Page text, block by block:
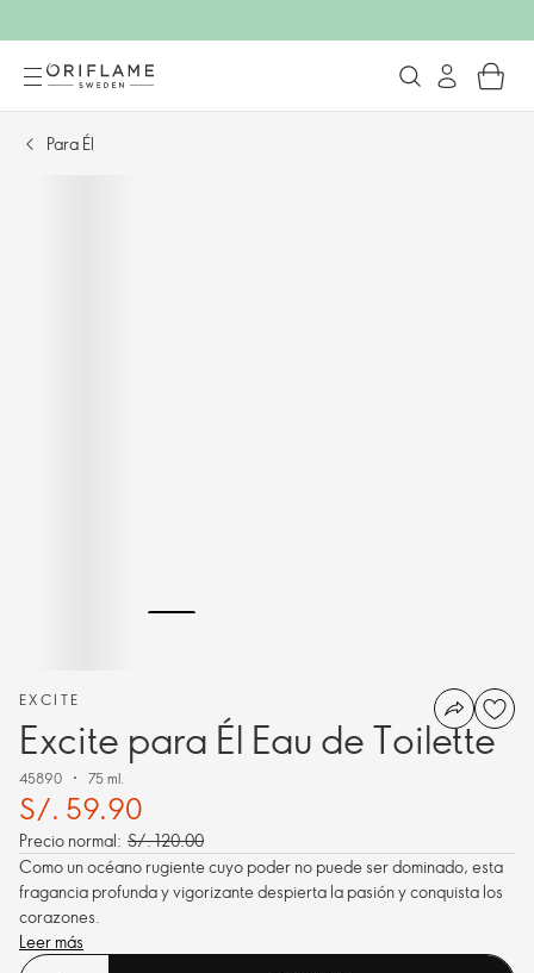
Para Él
EXCITE
Excite para Él Eau de Toilette
45890 75 ml.
S/. 59.90
Precio normal: S/. 120.00
Como un océano rugiente cuyo poder no puede ser dominado, esta
fragancia profunda y vigorizante despierta la pasión y conquista los
corazones.
Leer más